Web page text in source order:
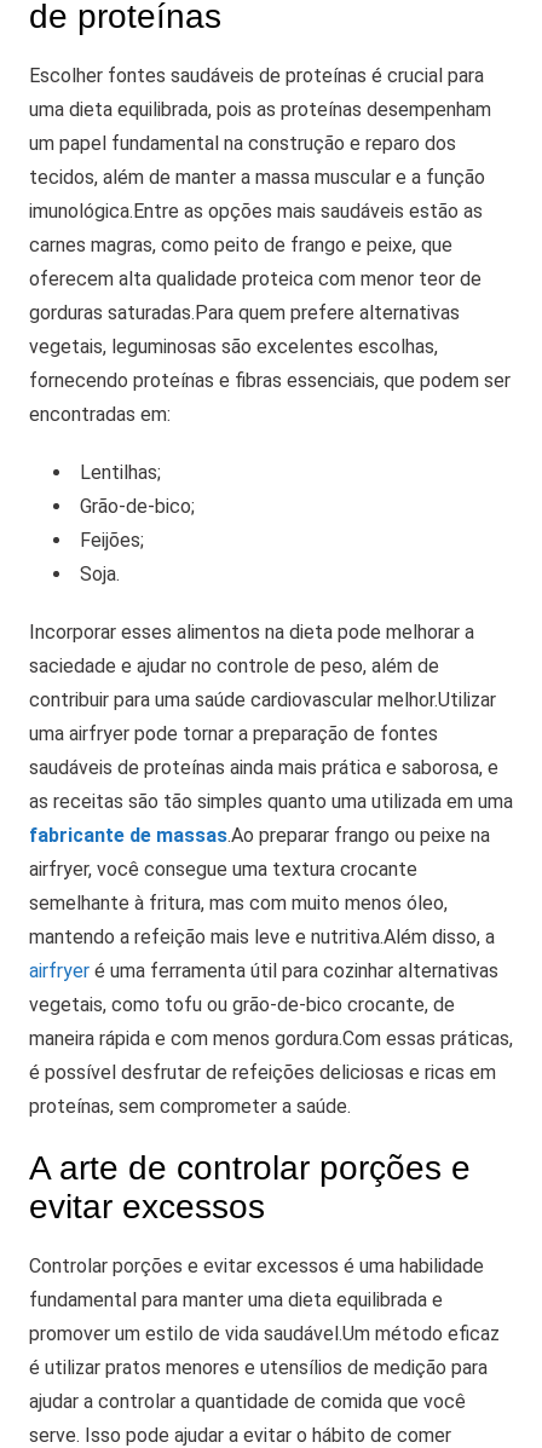
de proteínas
Escolher fontes saudáveis de proteínas é crucial para
uma dieta equilibrada, pois as proteínas desempenham
um papel fundamental na construção e reparo dos
tecidos, além de manter a massa muscular e a função
imunológica.Entre as opções mais saudáveis estão as
carnes magras, como peito de frango e peixe, que
oferecem alta qualidade proteica com menor teor de
gorduras saturadas.Para quem prefere alternativas
vegetais, leguminosas são excelentes escolhas,
fornecendo proteínas e fibras essenciais, que podem ser
encontradas em:
Lentilhas;
Grão-de-bico;
Feijões;
Soja.
Incorporar esses alimentos na dieta pode melhorar a
saciedade e ajudar no controle de peso, além de
contribuir para uma saúde cardiovascular melhor.Utilizar
uma airfryer pode tornar a preparação de fontes
saudáveis de proteínas ainda mais prática e saborosa, e
as receitas são tão simples quanto uma utilizada em uma
fabricante de massas.Ao preparar frango ou peixe na
airfryer, você consegue uma textura crocante
semelhante à fritura, mas com muito menos óleo,
mantendo a refeição mais leve e nutritiva.Além disso, a
airfryer é uma ferramenta útil para cozinhar alternativas
vegetais, como tofu ou grão-de-bico crocante, de
maneira rápida e com menos gordura.Com essas práticas,
é possível desfrutar de refeições deliciosas e ricas em
proteínas, sem comprometer a saúde.
A arte de controlar porções e
evitar excessos
Controlar porções e evitar excessos é uma habilidade
fundamental para manter uma dieta equilibrada e
promover um estilo de vida saudável.Um método eficaz
é utilizar pratos menores e utensílios de medição para
ajudar a controlar a quantidade de comida que você
serve. Isso pode ajudar a evitar o hábito de comer